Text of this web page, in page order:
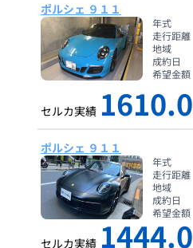
ポルシェ ９１１
年式
走行距離
地域
成約日
希望金額
セルカ実績 1610.0
ポルシェ ９１１
年式
走行距離
地域
成約日
希望金額
セルカ実績 1444.0